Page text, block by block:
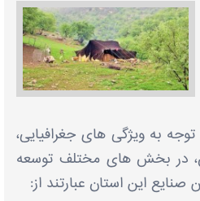
به ویژگی ‌های جغرافیایی،
در بخش‌ های مختلف توسعه
صنایع این استان عبارتند از: